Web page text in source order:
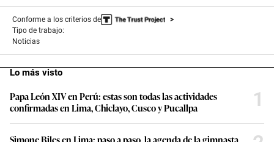
Conforme a los criterios de
Tipo de trabajo:
Noticias
Lo más visto
Papa León XIV en Perú: estas son todas las actividades
confirmadas en Lima, Chiclayo, Cusco y Pucallpa
1
Simone Biles en Lima: paso a paso, la agenda de la gimnasta